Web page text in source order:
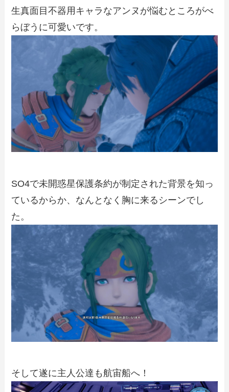
生真面目不器用キャラなアンヌが悩むところがべ
らぼうに可愛いです。
SO4で未開惑星保護条約が制定された背景を知っ
ているからか、なんとなく胸に来るシーンでし
た。
そして遂に主人公達も航宙船へ！